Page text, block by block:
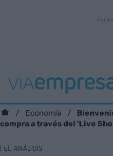
Economía
compra a través del 'Live
EL ANÁLISIS